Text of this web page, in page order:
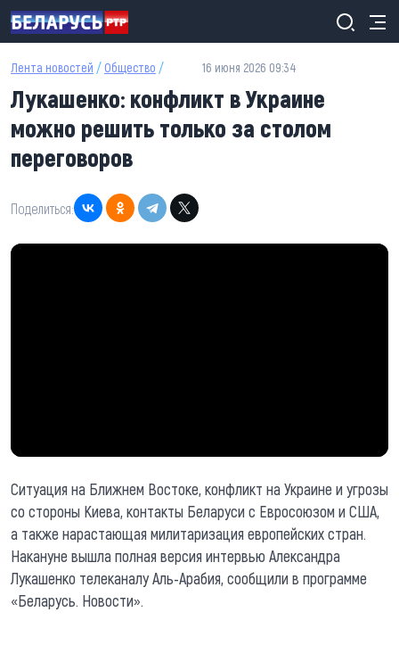
Перейти к основному содержанию
Лента новостей / Общество / 16 июня 2026 09:34
Лукашенко: конфликт в Украине
можно решить только за столом
переговоров
Поделиться:
Ситуация на Ближнем Востоке, конфликт на Украине и угрозы
со стороны Киева, контакты Беларуси с Евросоюзом и США,
а также нарастающая милитаризация европейских стран.
Накануне вышла полная версия интервью Александра
Лукашенко телеканалу Аль-Арабия, сообщили в программе
«Беларусь. Новости».